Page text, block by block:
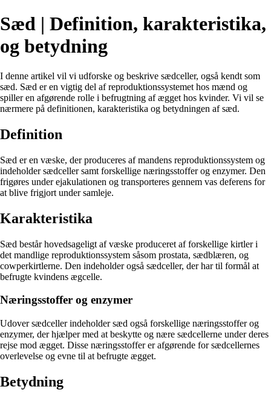
Sæd | Definition, karakteristika,
og betydning
I denne artikel vil vi udforske og beskrive sædceller, også kendt som
sæd. Sæd er en vigtig del af reproduktionssystemet hos mænd og
spiller en afgørende rolle i befrugtning af ægget hos kvinder. Vi vil se
nærmere på definitionen, karakteristika og betydningen af sæd.
Definition
Sæd er en væske, der produceres af mandens reproduktionssystem og
indeholder sædceller samt forskellige næringsstoffer og enzymer. Den
frigøres under ejakulationen og transporteres gennem vas deferens for
at blive frigjort under samleje.
Karakteristika
Sæd består hovedsageligt af væske produceret af forskellige kirtler i
det mandlige reproduktionssystem såsom prostata, sædblæren, og
cowperkirtlerne. Den indeholder også sædceller, der har til formål at
befrugte kvindens ægcelle.
Næringsstoffer og enzymer
Udover sædceller indeholder sæd også forskellige næringsstoffer og
enzymer, der hjælper med at beskytte og nære sædcellerne under deres
rejse mod ægget. Disse næringsstoffer er afgørende for sædcellernes
overlevelse og evne til at befrugte ægget.
Betydning